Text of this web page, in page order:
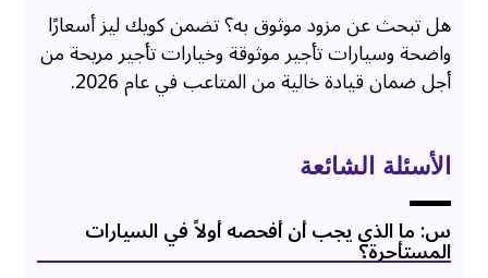
هل تبحث عن مزود موثوق به؟ تضمن كويك ليز أسعارًا
واضحة وسيارات تأجير موثوقة وخيارات تأجير مريحة من
أجل ضمان قيادة خالية من المتاعب في عام 2026.
الأسئلة الشائعة
س: ما الذي يجب أن أفحصه أولاً في السيارات
المستأجرة؟